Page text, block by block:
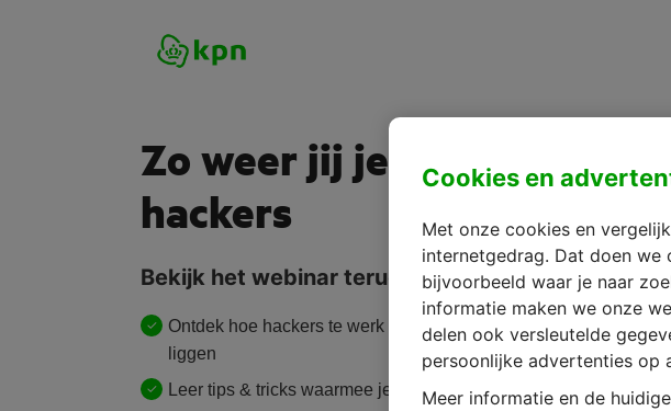
Zo weer jij je tegen
hackers
Bekijk het webinar terug wanneer het jou uitkomt
Ontdek hoe hackers te werk gaan en welke bedreigingen er op
liggen
Leer tips & tricks waarmee je direct aan de slag kan gaan
Cookies en
Met onze cookies en
internetgedrag. Dat doen we
bijvoorbeeld waar je naar
informatie maken we onze
delen ook versleutelde
persoonlijke advertenties op
Meer informatie en de